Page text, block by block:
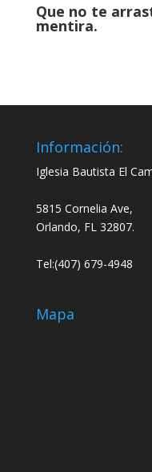
Que no te
mentira.
Información:
Iglesia Bautista El
5815 Cornelia Ave,
Orlando, FL 32807.
Tel:(407) 679-4948
Mapa